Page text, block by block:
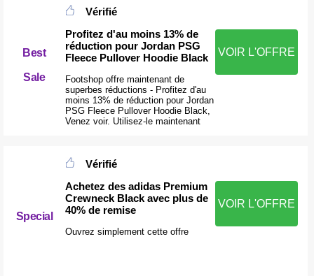
Best
Sale
Vérifié
Profitez d'au moins 13% de
réduction pour Jordan PSG
Fleece Pullover Hoodie Black
Footshop offre maintenant de
superbes réductions - Profitez d'au
moins 13% de réduction pour Jordan
PSG Fleece Pullover Hoodie Black,
Venez voir. Utilisez-le maintenant
VOIR L'OFFRE
Special
Vérifié
Achetez des adidas Premium
Crewneck Black avec plus de
40% de remise
Ouvrez simplement cette offre
VOIR L'OFFRE